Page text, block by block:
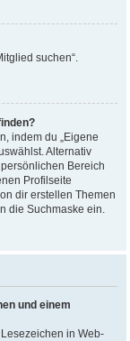
suchen“.
indem du „Eigene
Alternativ
Bereich
Profilseite
dir erstellen Themen
die Suchmaske ein.
und einem
in Web-